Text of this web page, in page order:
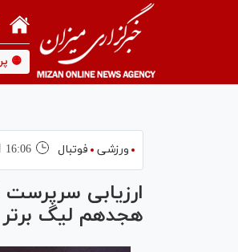
🟡
ورزشی فوتبال 16:06
ارزیابی سرپرست
هجدهم لیگ برتر